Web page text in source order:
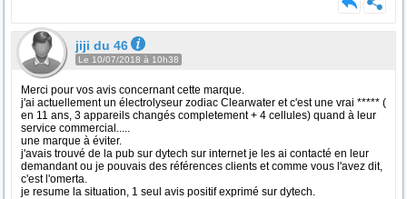
jiji du 46
Le 10/07/2018 à 10h38
Merci pour vos avis concernant cette marque.
j'ai actuellement un électrolyseur zodiac Clearwater et c'est une vrai ***** (
en 11 ans, 3 appareils changés completement + 4 cellules) quand à leur
service commercial.....
une marque à éviter.
j'avais trouvé de la pub sur dytech sur internet je les ai contacté en leur
demandant ou je pouvais des références clients et comme vous l'avez dit,
c'est l'omerta.
je resume la situation, 1 seul avis positif exprimé sur dytech.